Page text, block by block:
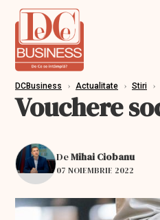
DCBusiness › Actualitate › Stiri ›
Vouchere
DeMihai Ciobanu
07 NOIEMBRIE 2022